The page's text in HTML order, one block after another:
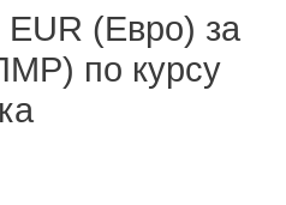
EUR (Евро) за
по курсу